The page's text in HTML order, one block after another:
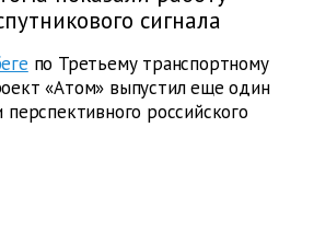
сигнала
по Третьему транспортному
«Атом» выпустил еще один
российского